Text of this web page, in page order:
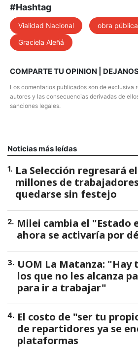
#Hashtag
Vialidad Nacional
obra pública
Graciela Aleñá
COMPARTE TU OPINION |
Los comentarios publicados son de exclusiva
autores y las consecuencias derivadas de
sanciones legales.
Noticias más leídas
1. La Selección regresará
millones de
quedarse sin festejo
2. Milei cambia el "Estado
ahora se activaría por
3. UOM La Matanza: "Hay
los que no les alcanza
para ir a trabajar"
4. El costo de "ser tu
de repartidores ya se
plataformas